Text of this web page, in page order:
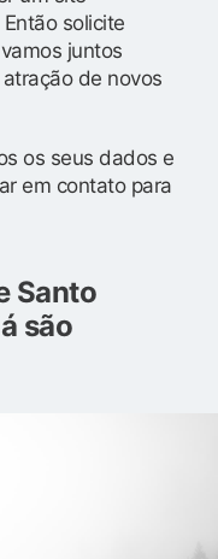
solicite
juntos
de novos
os seus dados e
em contato para
Santo
são